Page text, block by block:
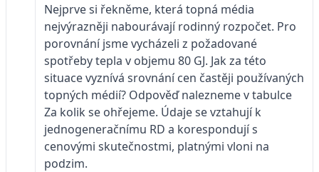
Nejprve si řekněme, která topná média
nejvýrazněji nabourávají rodinný rozpočet. Pro
porovnání jsme vycházeli z požadované
spotřeby tepla v objemu 80 GJ. Jak za této
situace vyznívá srovnání cen častěji používaných
topných médií? Odpověď nalezneme v tabulce
Za kolik se ohřejeme. Údaje se vztahují k
jednogeneračnímu RD a korespondují s
cenovými skutečnostmi, platnými vloni na
podzim.